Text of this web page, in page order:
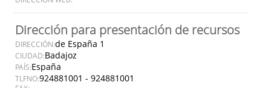
Dirección para presentación de recursos
DIRECCIÓN:de España 1
CIUDAD:Badajoz
PAÍS:España
TLFNO:924881001 - 924881001